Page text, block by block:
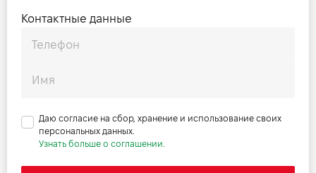
Прайс Discovery Sport 2.0 P 200 SE
Прайс Discovery Sport 2.0 P 200 HSE
Прайс Discovery Sport 2.0 P 249 Base
Прайс Discovery Sport 2.0 P 249 S
Контактные данные
Даю согласие на сбор, хранение и использование своих
персональных данных.
Узнать больше о соглашении.